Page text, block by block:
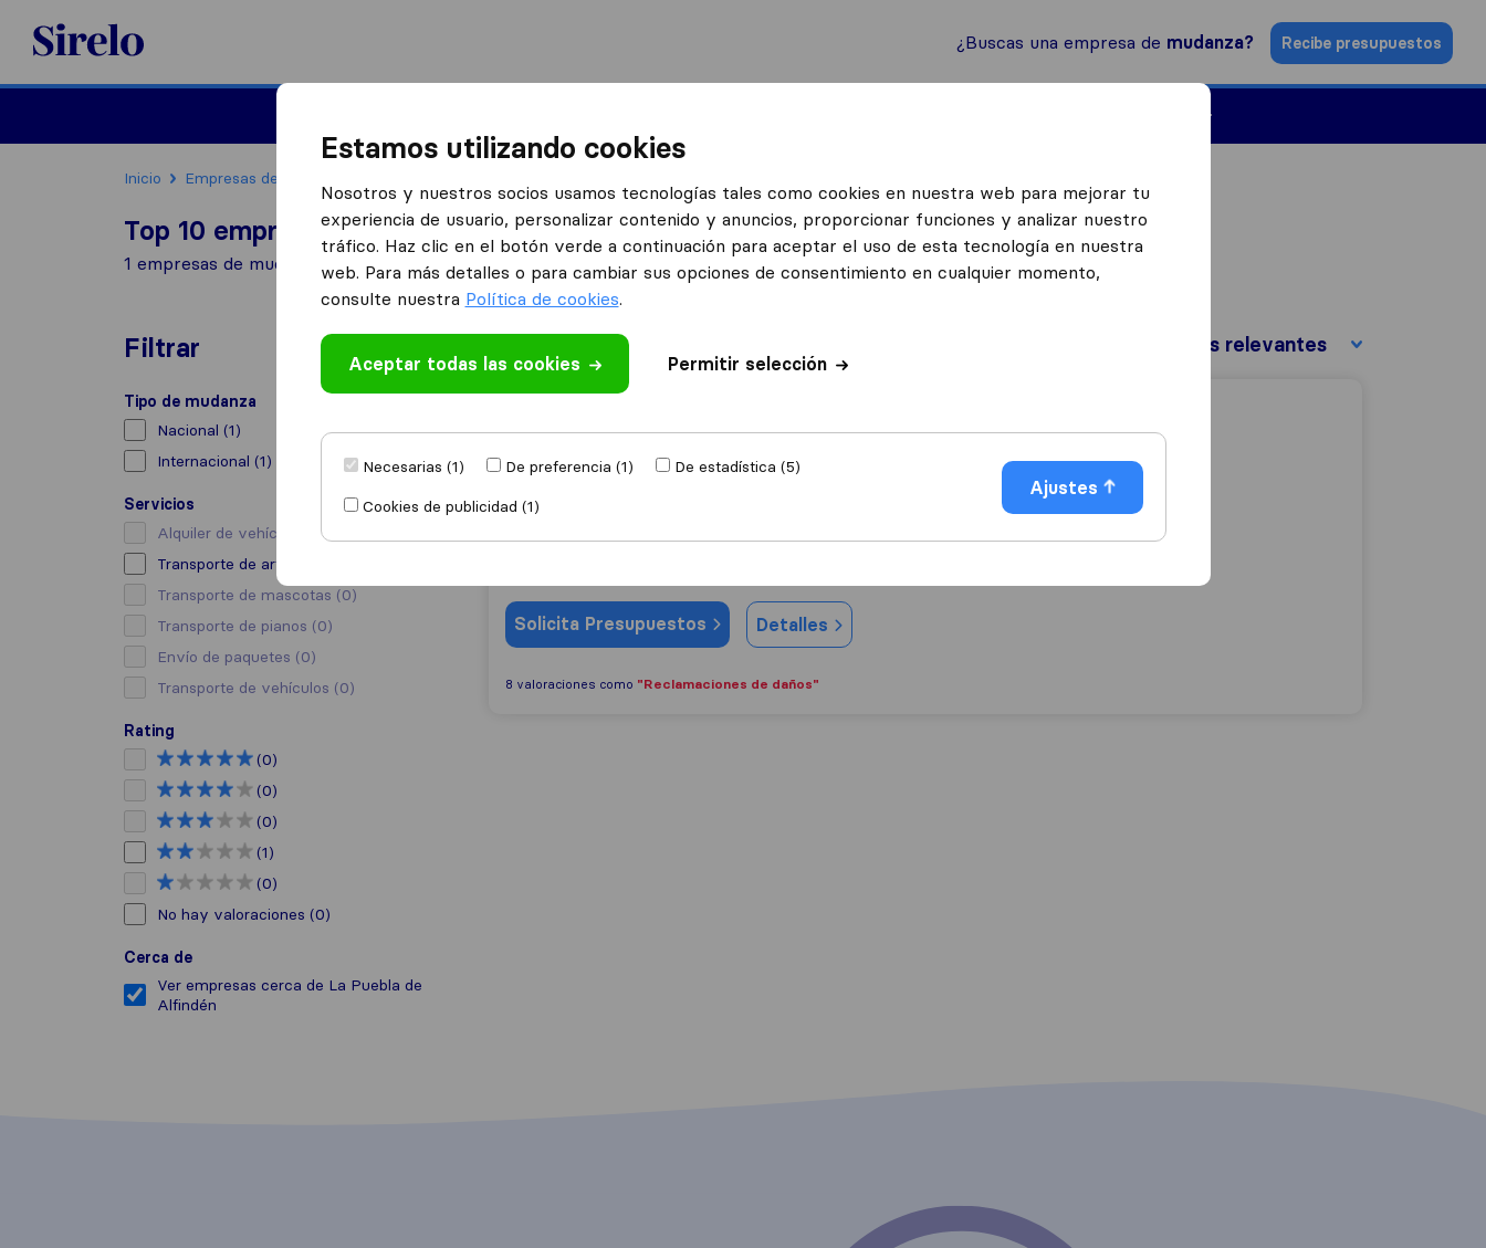
Sirelo.es
¿Buscas una empresa de mudanza? Recibe presupuestos
Inicio Empresas de mudanzas
Top 10 empresas de mudanzas en La Puebla de Alfindén
1 empresas de mudanzas encontradas en La Puebla de Alfindén
Filtrar
Tipo de mudanza
Nacional (1)
Internacional (1)
Servicios
Alquiler de vehículo con conductor
Transporte de arte
Transporte de mascotas (0)
Transporte de pianos (0)
Envío de paquetes (0)
Transporte de vehículos (0)
Rating
(0)
(0)
(0)
(1)
(0)
No hay valoraciones (0)
Cerca de
Ver empresas cerca de La Puebla de
Alfindén
3,7
Gil Stauffer
Solicita Presupuestos Detalles
8 valoraciones como "Reclamaciones de daños"
Estamos utilizando cookies
Nosotros y nuestros socios usamos tecnologías tales como cookies en nuestra web para mejorar tu
experiencia de usuario, personalizar contenido y anuncios, proporcionar funciones y analizar nuestro
tráfico. Haz clic en el botón verde a continuación para aceptar el uso de esta tecnología en nuestra
web. Para más detalles o para cambiar sus opciones de consentimiento en cualquier momento,
consulte nuestra Política de cookies.
Aceptar todas las cookies Permitir selección
Necesarias (1) De preferencia (1)
De estadística (5)
Cookies de publicidad (1)
Ajustes